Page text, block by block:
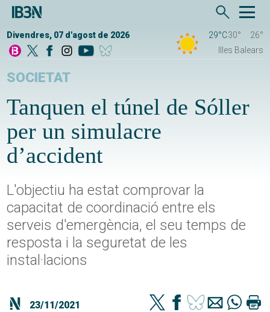
Divendres, 07 d'agost de 2026 29°C30°
26°
Illes Balears
SOCIETAT
Tanquen el túnel de Sóller
per un simulacre
d’accident
L'objectiu ha estat comprovar la
capacitat de coordinació entre els
serveis d'emergència, el seu temps de
resposta i la seguretat de les
instal·lacions
23/11/2021